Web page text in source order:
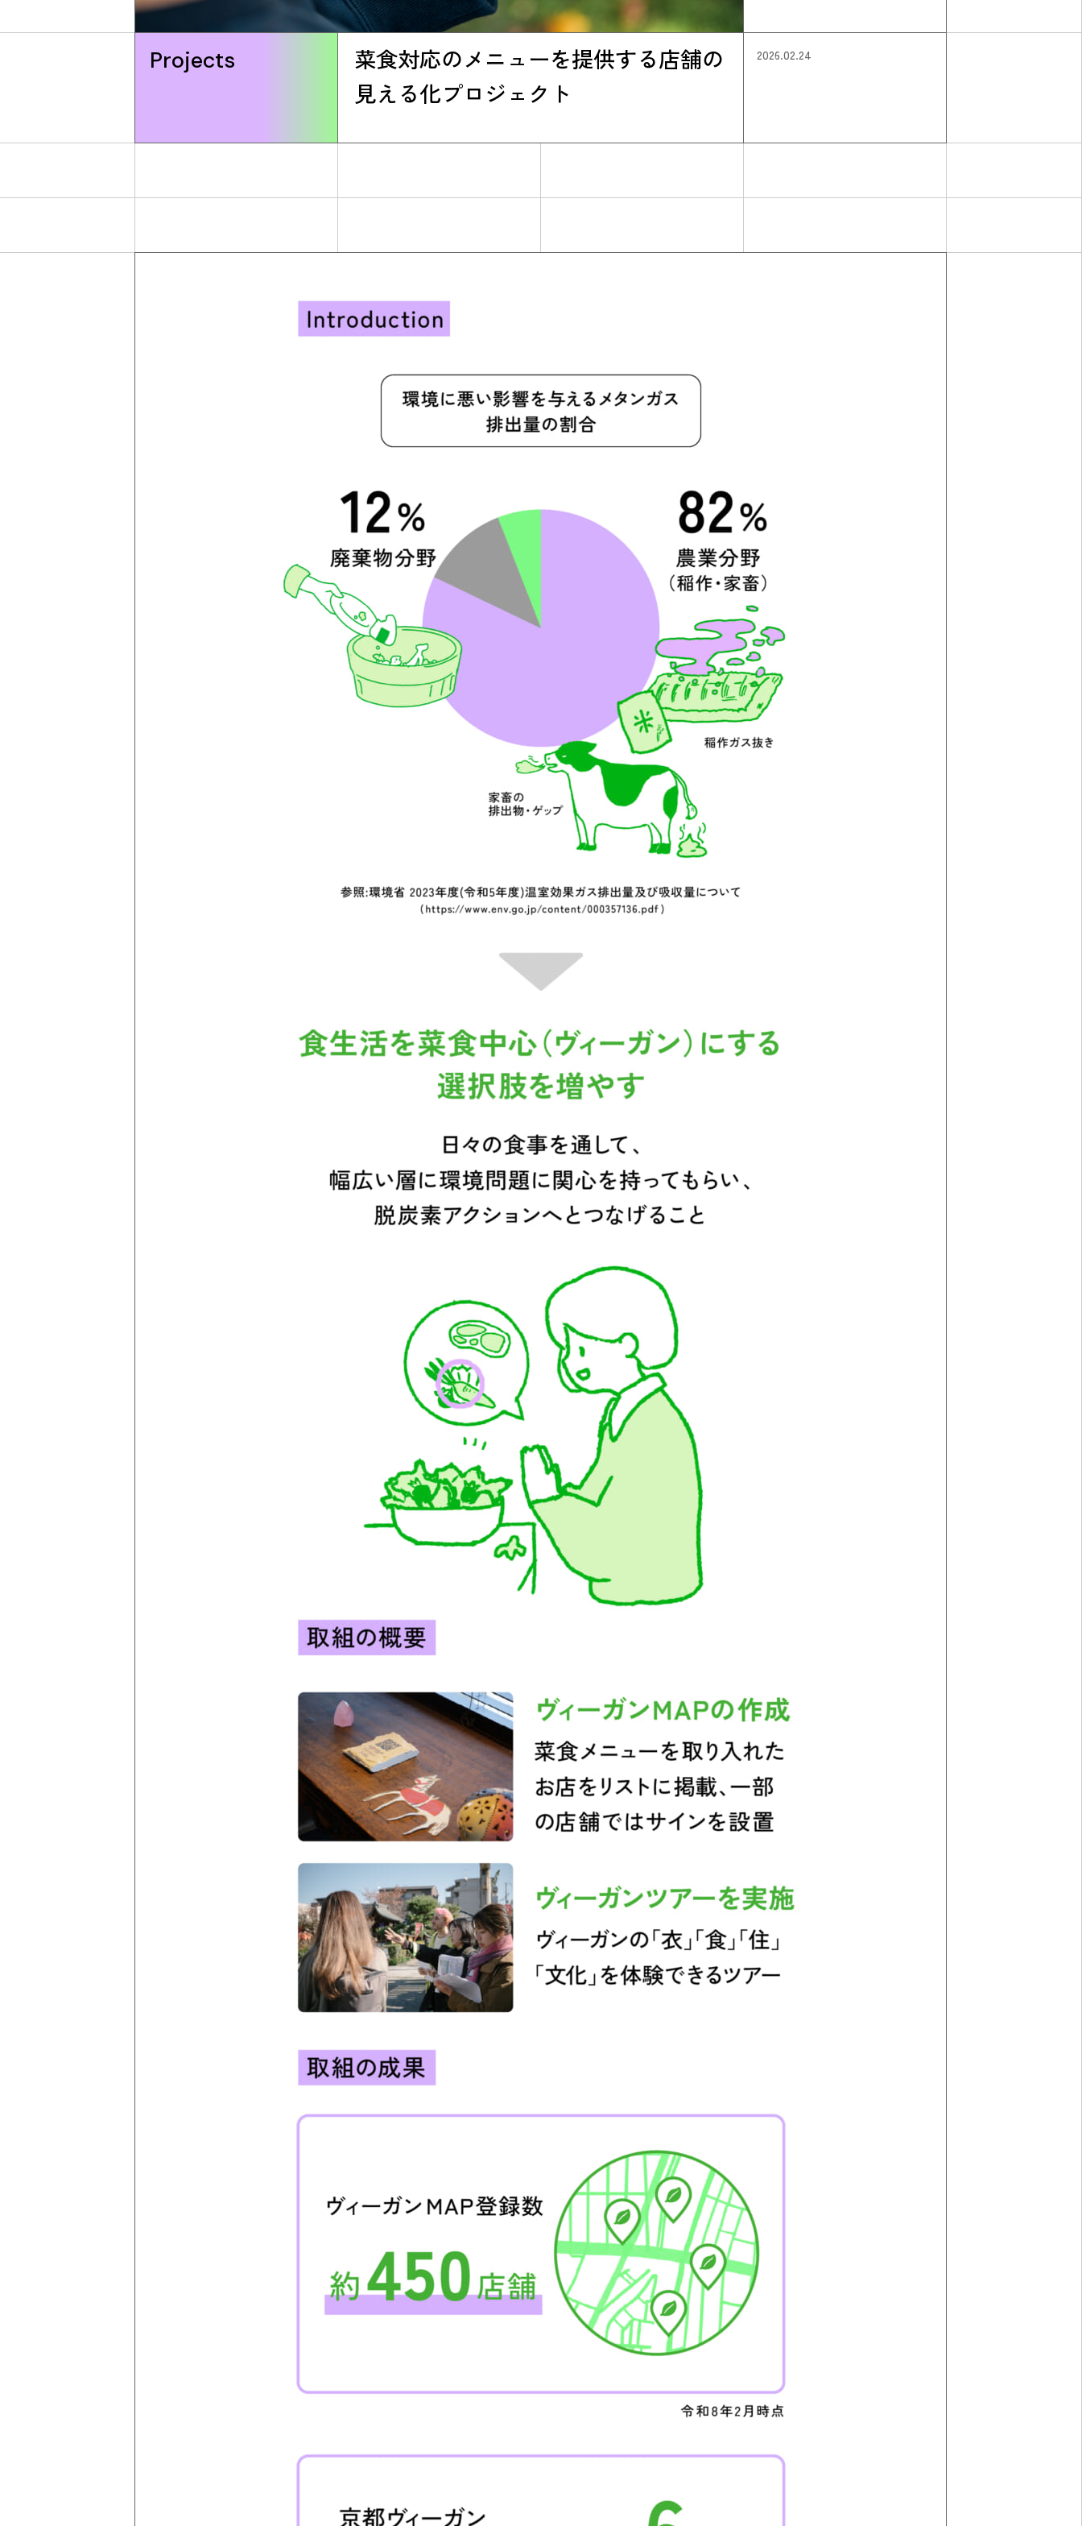
Projects
菜食対応のメニューを提供する店舗の
見える化プロジェクト
2026.02.24